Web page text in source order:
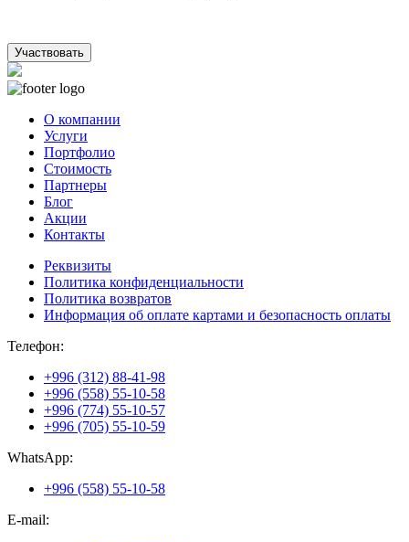
Участвовать
О компании
Услуги
Портфолио
Стоимость
Партнеры
Блог
Акции
Контакты
Реквизиты
Политика конфиденциальности
Политика возвратов
Информация об оплате картами и безопасность оплаты
Телефон:
+996 (312) 88-41-98
+996 (558) 55-10-58
+996 (774) 55-10-57
+996 (705) 55-10-59
WhatsApp:
+996 (558) 55-10-58
E-mail: